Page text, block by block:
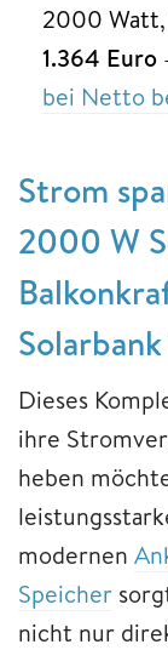
2000
1.364 Euro
bei Netto
Strom
2000 W
Dieses
ihre
heben
modernen
Speicher
nicht nur